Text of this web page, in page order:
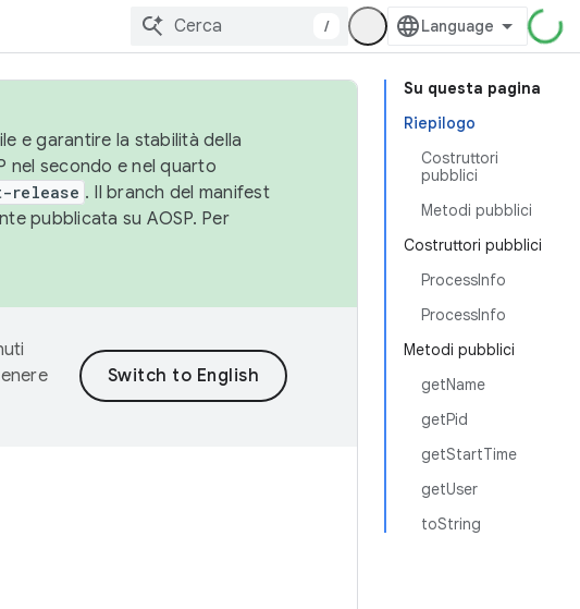
/
Su questa pagina
Riepilogo
Costruttori
pubblici
Metodi pubblici
Costruttori pubblici
ProcessInfo
ProcessInfo
Metodi pubblici
getName
getPid
getStartTime
getUser
toString
e garantire la stabilità della
nel secondo e nel quarto
release . Il branch del manifest
pubblicata su AOSP. Per